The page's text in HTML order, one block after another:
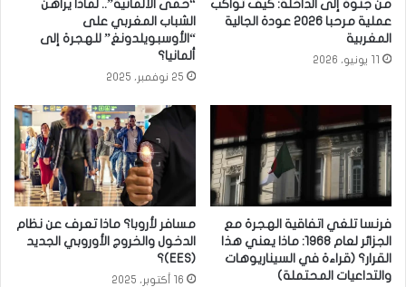
من جنوة إلى الداخلة: كيف تواكب
عملية مرحبا 2026 عودة الجالية
المغربية
11 يونيو، 2026
“حمى الألمانية”.. لماذا يراهن
الشباب المغربي على
“الأوسبويلدونغ” للهجرة إلى
ألمانيا؟
25 نوفمبر، 2025
فرنسا تلغي اتفاقية الهجرة مع
الجزائر لعام 1968: ماذا يعني هذا
القرار؟ (قراءة في السيناريوهات
والتداعيات المحتملة)
مسافر لأروبا؟ ماذا تعرف عن نظام
الدخول والخروج الأوروبي الجديد
(EES)؟
16 أكتوبر، 2025